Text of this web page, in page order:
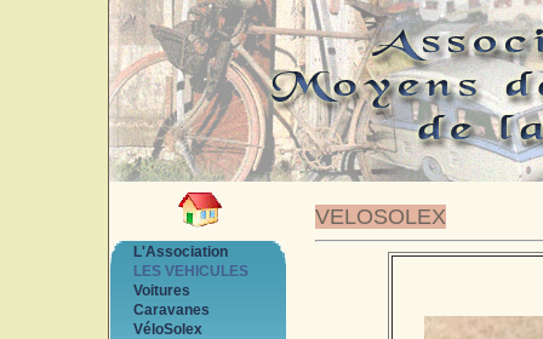
VELOSOLEX
L'Association
LES VEHICULES
Voitures
Caravanes
VéloSolex